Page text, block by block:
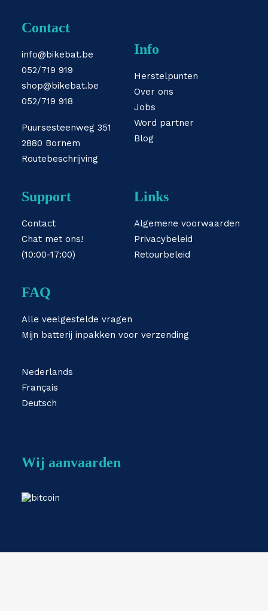
Contact
info@bikebat.be
052/719 919
shop@bikebat.be
052/719 918
Puursesteenweg 351
2880 Bornem
Routebeschrijving
Info
Herstelpunten
Over ons
Jobs
Word partner
Blog
Support
Contact
Chat met ons!
(10:00-17:00)
Links
Algemene voorwaarden
Privacybeleid
Retourbeleid
FAQ
Alle veelgestelde vragen
Mijn batterij inpakken voor verzending
Nederlands
Français
Deutsch
Wij aanvaarden